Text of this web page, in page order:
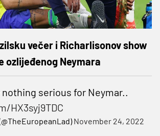
večer i Richarlisonov show
ozlijeđenog Neymara
serious for Neymar..
HX3syj9TDC
November 24, 2022